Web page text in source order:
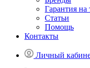
Гарантия на
Статьи
Помощь
Контакты
Личный